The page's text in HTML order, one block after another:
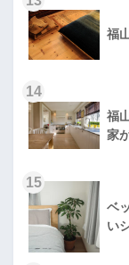
福
14
福
家
15
ベ
い